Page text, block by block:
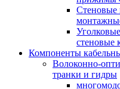
Стеновые
стеновые
Компоненты
Волоконно-
транки и гидры